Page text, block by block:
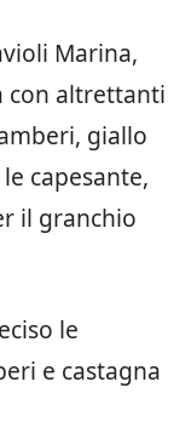
Marina,
con altrettanti
giallo
capesante,
il granchio
le
e castagna